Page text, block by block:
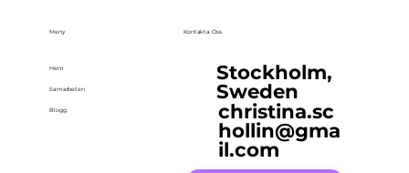
Meny
Hem
Samarbeten
Blogg
Kontakta Oss
Stockholm,
Sweden
christina.sc
hollin@gma
il.com